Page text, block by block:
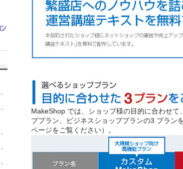
MakeShop では、ショップ様の目的に合わせ
ププラン、ビジネスショッププランの3 プラン
ページをご覧ください）。